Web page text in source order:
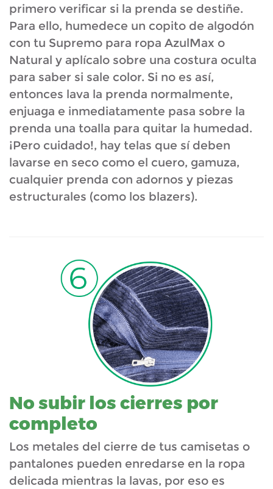
primero verificar si la prenda se destiñe.
Para ello, humedece un copito de algodón
con tu Supremo para ropa AzulMax o
Natural y aplícalo sobre una costura oculta
para saber si sale color. Si no es así,
entonces lava la prenda normalmente,
enjuaga e inmediatamente pasa sobre la
prenda una toalla para quitar la humedad.
¡Pero cuidado!, hay telas que sí deben
lavarse en seco como el cuero, gamuza,
cualquier prenda con adornos y piezas
estructurales (como los blazers).
No subir los cierres por
completo
Los metales del cierre de tus camisetas o
pantalones pueden enredarse en la ropa
delicada mientras la lavas, por eso es